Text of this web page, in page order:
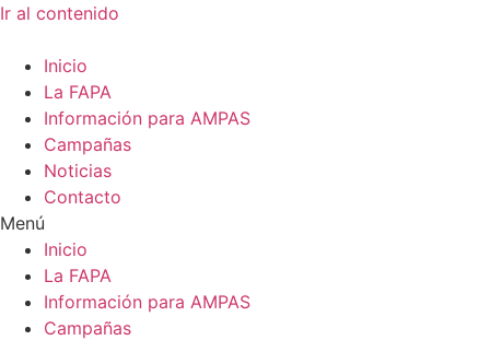
Ir al contenido
Inicio
La FAPA
Información para AMPAS
Campañas
Noticias
Contacto
Menú
Inicio
La FAPA
Información para AMPAS
Campañas